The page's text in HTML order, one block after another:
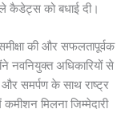
कैडेट्स को बधाई दी।
की और सफलतापूर्वक
नवनियुक्त अधिकारियों से
और समर्पण के साथ राष्ट्र
मिलना जिम्मेदारी